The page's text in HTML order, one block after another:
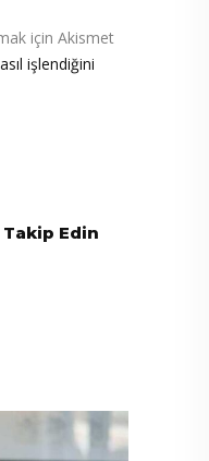
için Akismet
işlendiğini
Edin